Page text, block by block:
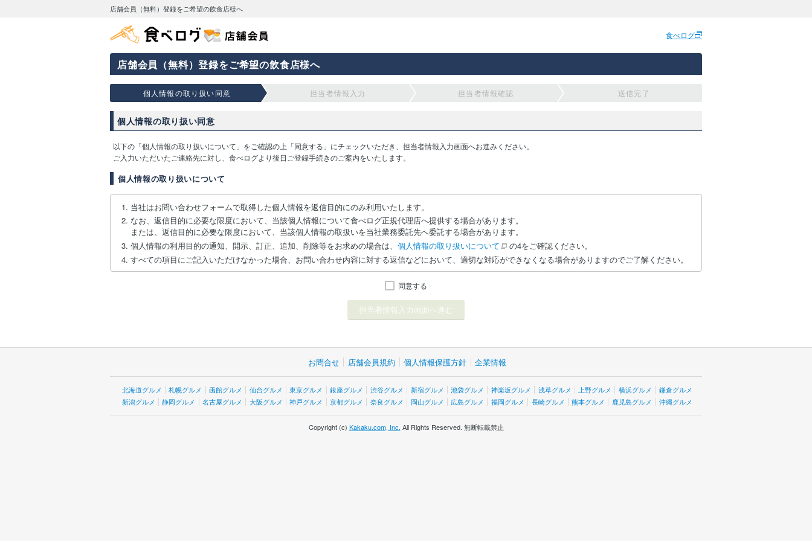
店舗会員（無料）登録をご希望の飲食店様へ
食べログ
店舗会員（無料）登録をご希望の飲食店様へ
個人情報の取り扱い同意 担当者情報入力 担当者情報確認 送信完了
個人情報の取り扱い同意
以下の「個人情報の取り扱いについて」をご確認の上「同意する」にチェックいただき、担当者情報入力画面へお進みください。
ご入力いただいたご連絡先に対し、食べログより後日ご登録手続きのご案内をいたします。
個人情報の取り扱いについて
当社はお問い合わせフォームで取得した個人情報を返信目的にのみ利用いたします。
なお、返信目的に必要な限度において、当該個人情報について食べログ正規代理店へ提供する場合があります。
または、返信目的に必要な限度において、当該個人情報の取扱いを当社業務委託先へ委託する場合があります。
個人情報の利用目的の通知、開示、訂正、追加、削除等をお求めの場合は、 個人情報の取り扱いについて
の4をご確認ください。
すべての項目にご記入いただけなかった場合、お問い合わせ内容に対する返信などにおいて、適切な対応ができなくなる場合がありますのでご了解ください。
同意する
お問合せ 店舗会員規約 個人情報保護方針 企業情報
北海道グルメ 札幌グルメ 函館グルメ 仙台グルメ 東京グルメ 銀座グルメ 渋谷グルメ 新宿グルメ 池袋グルメ 神楽坂グルメ 浅草グルメ 上野グルメ 横浜グルメ
鎌倉グルメ
新潟グルメ
静岡グルメ 名古屋グルメ 大阪グルメ 神戸グルメ 京都グルメ 奈良グルメ 岡山グルメ 広島グルメ 福岡グルメ 長崎グルメ 熊本グルメ 鹿児島グルメ 沖縄グルメ
Copyright (c) Kakaku.com, Inc. All Rights Reserved. 無断転載禁止